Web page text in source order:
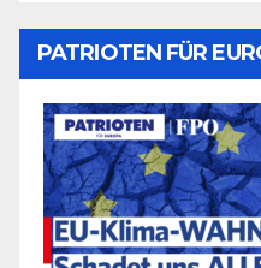
PATRIOTEN FÜR